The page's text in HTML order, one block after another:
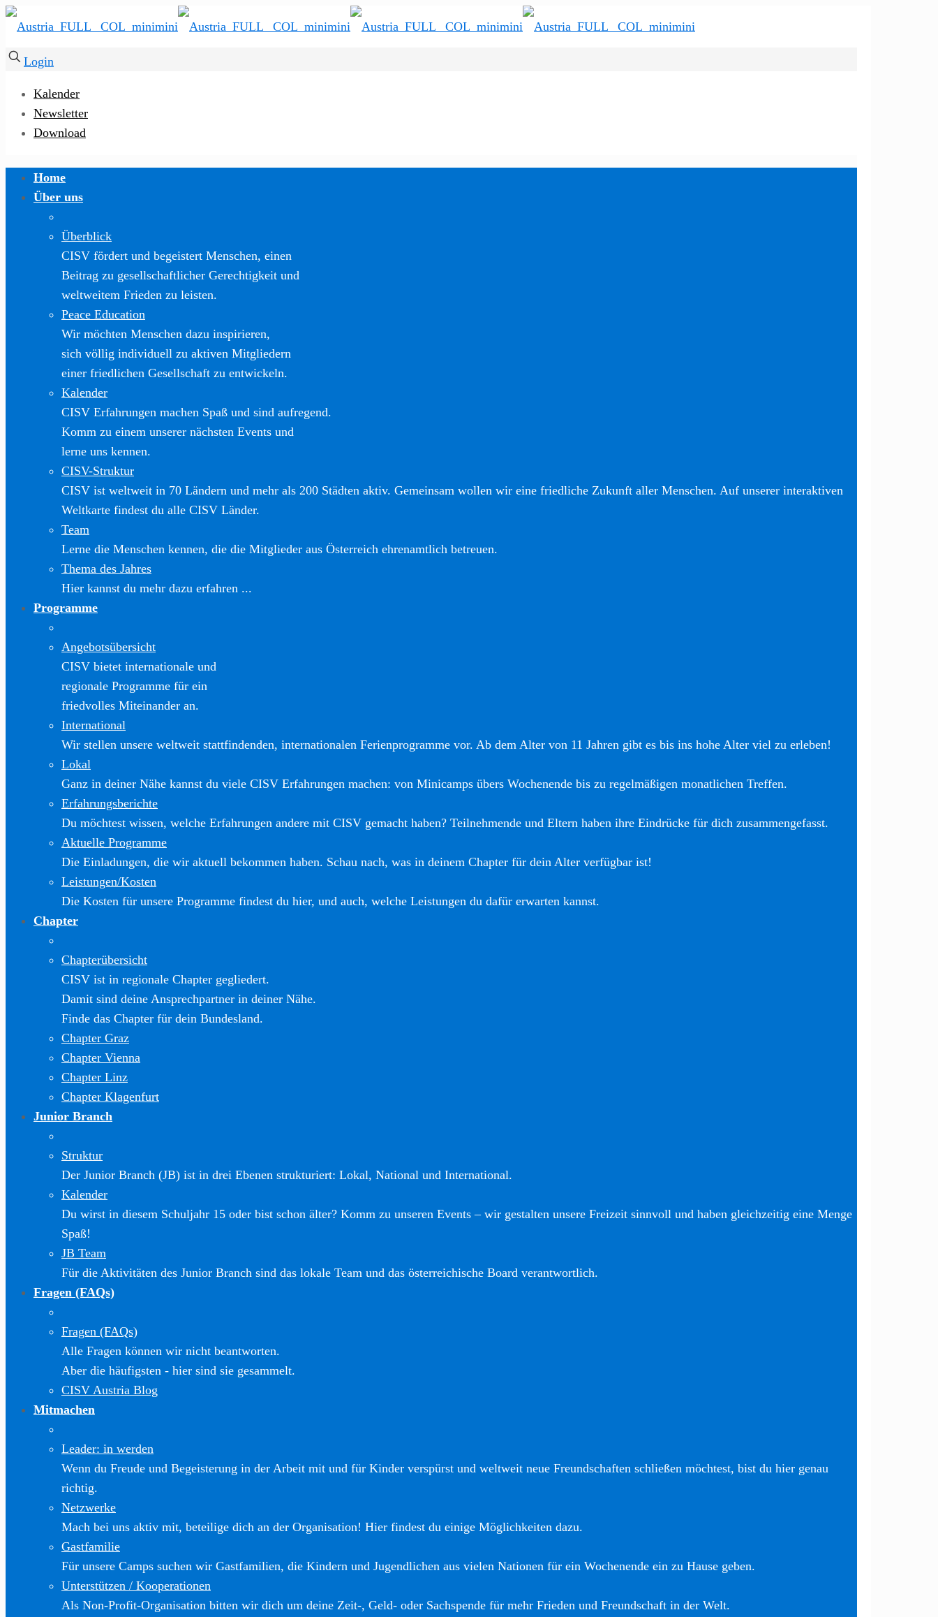
Login
Kalender
Newsletter
Download
Home
Über uns
Überblick
CISV fördert und begeistert Menschen, einen
Beitrag zu gesellschaftlicher Gerechtigkeit und
weltweitem Frieden zu leisten.
Peace Education
Wir möchten Menschen dazu inspirieren,
sich völlig individuell zu aktiven Mitgliedern
einer friedlichen Gesellschaft zu entwickeln.
Kalender
CISV Erfahrungen machen Spaß und sind aufregend.
Komm zu einem unserer nächsten Events und
lerne uns kennen.
CISV-Struktur
CISV ist weltweit in 70 Ländern und mehr als 200 Städten aktiv. Gemeinsam wollen wir eine friedliche Zukunft aller Menschen. Auf unserer interaktiven
Weltkarte findest du alle CISV Länder.
Team
Lerne die Menschen kennen, die die Mitglieder aus Österreich ehrenamtlich betreuen.
Thema des Jahres
Hier kannst du mehr dazu erfahren ...
Programme
Angebotsübersicht
CISV bietet internationale und
regionale Programme für ein
friedvolles Miteinander an.
International
Wir stellen unsere weltweit stattfindenden, internationalen Ferienprogramme vor. Ab dem Alter von 11 Jahren gibt es bis ins hohe Alter viel zu erleben!
Lokal
Ganz in deiner Nähe kannst du viele CISV Erfahrungen machen: von Minicamps übers Wochenende bis zu regelmäßigen monatlichen Treffen.
Erfahrungsberichte
Du möchtest wissen, welche Erfahrungen andere mit CISV gemacht haben? Teilnehmende und Eltern haben ihre Eindrücke für dich zusammengefasst.
Aktuelle Programme
Die Einladungen, die wir aktuell bekommen haben. Schau nach, was in deinem Chapter für dein Alter verfügbar ist!
Leistungen/Kosten
Die Kosten für unsere Programme findest du hier, und auch, welche Leistungen du dafür erwarten kannst.
Chapter
Chapterübersicht
CISV ist in regionale Chapter gegliedert.
Damit sind deine Ansprechpartner in deiner Nähe.
Finde das Chapter für dein Bundesland.
Chapter Graz
Chapter Vienna
Chapter Linz
Chapter Klagenfurt
Junior Branch
Struktur
Der Junior Branch (JB) ist in drei Ebenen strukturiert: Lokal, National und International.
Kalender
Du wirst in diesem Schuljahr 15 oder bist schon älter? Komm zu unseren Events – wir gestalten unsere Freizeit sinnvoll und haben gleichzeitig eine Menge
Spaß!
JB Team
Für die Aktivitäten des Junior Branch sind das lokale Team und das österreichische Board verantwortlich.
Fragen (FAQs)
Fragen (FAQs)
Alle Fragen können wir nicht beantworten.
Aber die häufigsten - hier sind sie gesammelt.
CISV Austria Blog
Mitmachen
Leader: in werden
Wenn du Freude und Begeisterung in der Arbeit mit und für Kinder verspürst und weltweit neue Freundschaften schließen möchtest, bist du hier genau
richtig.
Netzwerke
Mach bei uns aktiv mit, beteilige dich an der Organisation! Hier findest du einige Möglichkeiten dazu.
Gastfamilie
Für unsere Camps suchen wir Gastfamilien, die Kindern und Jugendlichen aus vielen Nationen für ein Wochenende ein zu Hause geben.
Unterstützen / Kooperationen
Als Non-Profit-Organisation bitten wir dich um deine Zeit-, Geld- oder Sachspende für mehr Frieden und Freundschaft in der Welt.